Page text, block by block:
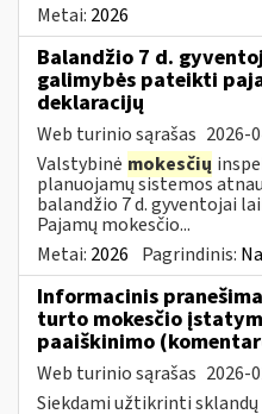
Metai: 2026
Balandžio 7 d.
galimybės pateikti
deklaracijų
Web turinio sąrašas 2026-
Valstybinė mokesčių
planuojamų sistemos
balandžio 7 d. gyventojai
Pajamų mokesčio...
Metai: 2026 Pagrindinis:
Informacinis
turto mokesčio
paaiškinimo
Web turinio sąrašas 2026-
Siekdami užtikrinti sklandų